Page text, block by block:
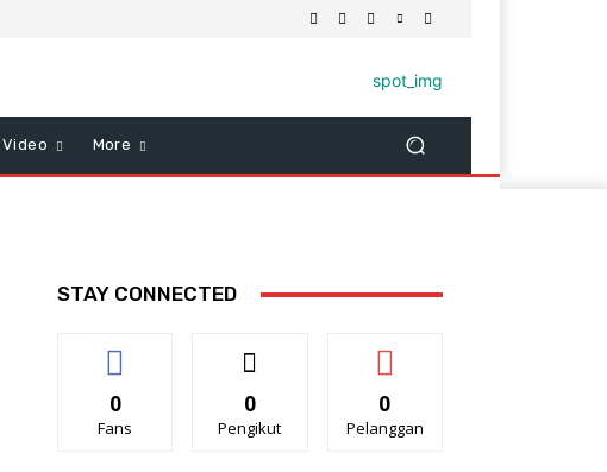
Video More
STAY CONNECTED
0
Fans
0
Pengikut
0
Pelanggan